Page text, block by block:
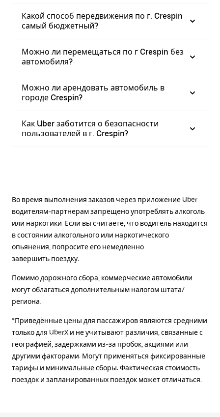
Какой способ передвижения по г. Crespin
самый бюджетный?
Можно ли перемещаться по г Crespin без
автомобиля?
Можно ли арендовать автомобиль в
городе Crespin?
Как Uber заботится о безопасности
пользователей в г. Crespin?
Во время выполнения заказов через приложение Uber
водителям-партнерам запрещено употреблять алкоголь
или наркотики. Если вы считаете, что водитель находится
в состоянии алкогольного или наркотического
опьянения, попросите его немедленно
завершить поездку.
Помимо дорожного сбора, коммерческие автомобили
могут облагаться дополнительным налогом штата/
региона.
*Приведённые цены для пассажиров являются средними
только для UberX и не учитывают различия, связанные с
географией, задержками из-за пробок, акциями или
другими факторами. Могут применяться фиксированные
тарифы и минимальные сборы. Фактическая стоимость
поездок и запланированных поездок может отличаться.